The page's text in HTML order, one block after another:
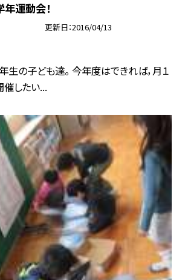
運動会！
更新日 2016/04/13
生の子ども達。 今年度はできれば，月１
したい...